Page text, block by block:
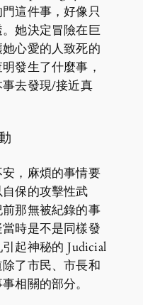
這件事，好像只
她決定冒險在巨
心愛的人致死的
發生了什麼事，
去發現/接近真
，麻煩的事情要
保的攻擊性武
那無被紀錄的事
時是不是同樣發
起神秘的 Judicial
了市民、市長和
相關的部分。